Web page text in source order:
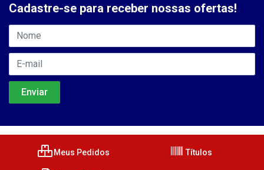
Cadastre-se para receber nossas ofertas!
Meus Pedidos Títulos